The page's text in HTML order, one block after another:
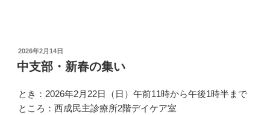
投
稿
日:
2026年2月14日
中支部・新春の集い
とき：2026年2月22日（日）午前11時から午後1時半まで
ところ：西成民主診療所2階デイケア室